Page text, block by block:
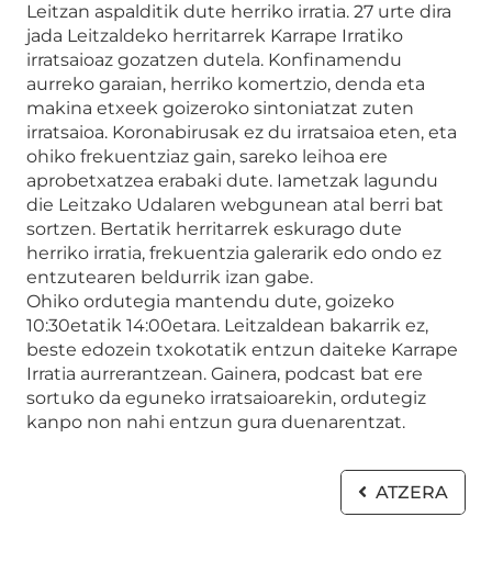
Leitzan aspalditik dute herriko irratia. 27 urte dira
jada Leitzaldeko herritarrek Karrape Irratiko
irratsaioaz gozatzen dutela. Konfinamendu
aurreko garaian, herriko komertzio, denda eta
makina etxeek goizeroko sintoniatzat zuten
irratsaioa. Koronabirusak ez du irratsaioa eten, eta
ohiko frekuentziaz gain, sareko leihoa ere
aprobetxatzea erabaki dute. Iametzak lagundu
die Leitzako Udalaren webgunean atal berri bat
sortzen. Bertatik herritarrek eskurago dute
herriko irratia, frekuentzia galerarik edo ondo ez
entzutearen beldurrik izan gabe.
Ohiko ordutegia mantendu dute, goizeko
10:30etatik 14:00etara. Leitzaldean bakarrik ez,
beste edozein txokotatik entzun daiteke Karrape
Irratia aurrerantzean. Gainera, podcast bat ere
sortuko da eguneko irratsaioarekin, ordutegiz
kanpo non nahi entzun gura duenarentzat.
ATZERA